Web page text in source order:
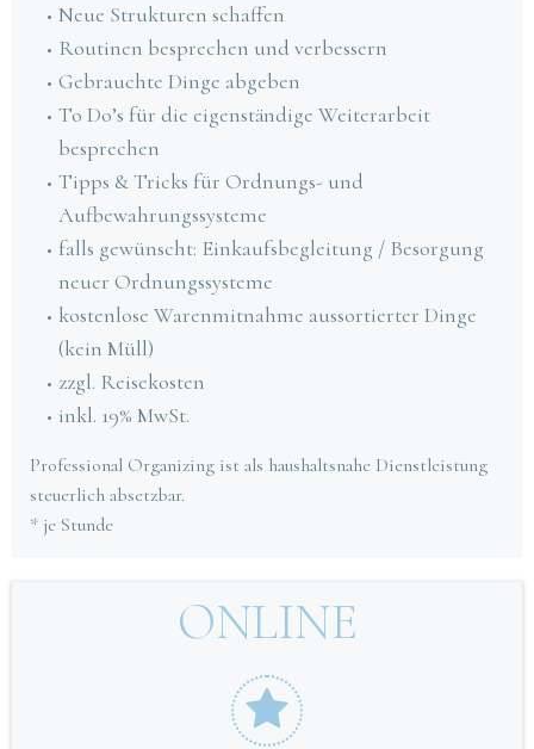
Neue Strukturen schaffen
Routinen besprechen und verbessern
Gebrauchte Dinge abgeben
To Do’s für die eigenständige Weiterarbeit
besprechen
Tipps & Tricks für Ordnungs- und
Aufbewahrungssysteme
falls gewünscht: Einkaufsbegleitung / Besorgung
neuer Ordnungssysteme
kostenlose Warenmitnahme aussortierter Dinge
(kein Müll)
zzgl. Reisekosten
inkl. 19% MwSt.
Professional Organizing ist als haushaltsnahe Dienstleistung
steuerlich absetzbar.
* je Stunde
ONLINE